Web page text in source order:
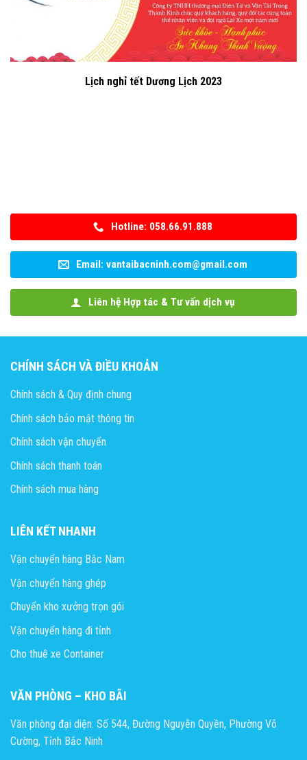
Lịch nghỉ tết Dương Lịch 2023
Hotline: 058.66.91.888
Email: vantaibacninh.com@gmail.com
Liên hệ Hợp tác & Tư vấn dịch vụ
CHÍNH SÁCH VÀ ĐIỀU KHOẢN
Chính sách & Quy định chung
Chính sách bảo mật thông tin
Chính sách vận chuyển
Chính sách thanh toán
Chính sách mua hàng
LIÊN KẾT NHANH
Vận chuyển hàng Bắc Nam
Vận chuyển hàng ghép
Chuyển kho xưởng trọn gói
Vận chuyển hàng đi tỉnh
Cho thuê xe Container
VĂN PHÒNG – KHO BÃI
Văn phòng đại diện: Số 544, Đường Nguyễn Quyền, Phường Võ
Cường, Tỉnh Bắc Ninh